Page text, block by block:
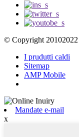
© Copyright
I prudutti caldi
Sitemap
AMP Mobile
Mandate e-mail
x